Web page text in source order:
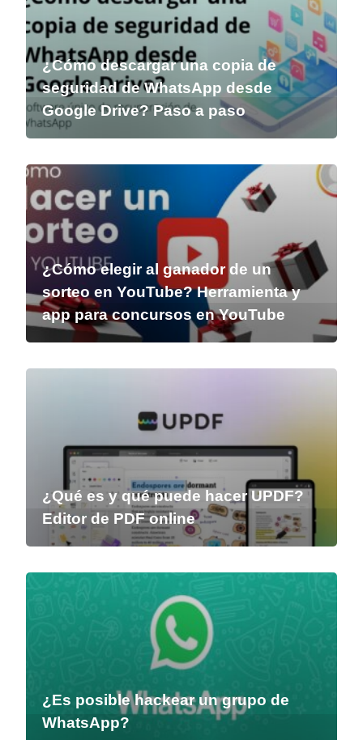
¿Cómo descargar una copia de
seguridad de WhatsApp desde
Google Drive? Paso a paso
¿Cómo elegir al ganador de un
sorteo en YouTube? Herramienta y
app para concursos en YouTube
¿Qué es y qué puede hacer UPDF?
Editor de PDF online
¿Es posible hackear un grupo de
WhatsApp?